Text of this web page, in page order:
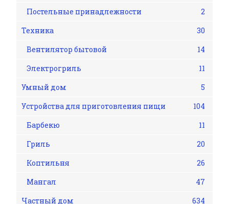
Постельные принадлежности
2
Техника
30
Вентилятор бытовой
14
Электрогриль
11
Умный дом
5
Устройства для приготовления пищи
104
Барбекю
11
Гриль
20
Коптильня
26
Мангал
47
Частный дом
634